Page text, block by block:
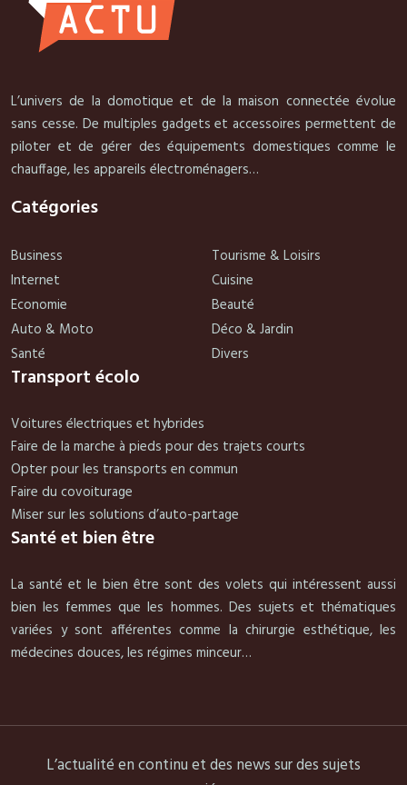
L’univers de la domotique et de la maison connectée évolue
sans cesse. De multiples gadgets et accessoires permettent de
piloter et de gérer des équipements domestiques comme le
chauffage, les appareils électroménagers…
Catégories
Business
Internet
Economie
Auto & Moto
Santé
Tourisme & Loisirs
Cuisine
Beauté
Déco & Jardin
Divers
Transport écolo
Voitures électriques et hybrides
Faire de la marche à pieds pour des trajets courts
Opter pour les transports en commun
Faire du covoiturage
Miser sur les solutions d’auto-partage
Santé et bien être
La santé et le bien être sont des volets qui intéressent aussi
bien les femmes que les hommes. Des sujets et thématiques
variées y sont afférentes comme la chirurgie esthétique, les
médecines douces, les régimes minceur…
L’actualité en continu et des news sur des sujets